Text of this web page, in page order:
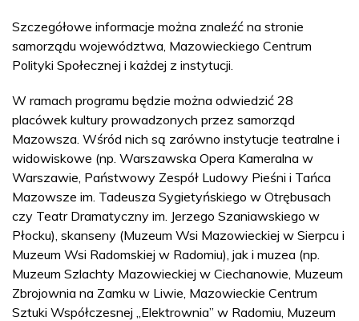
Szczegółowe informacje można znaleźć na stronie
samorządu województwa, Mazowieckiego Centrum
Polityki Społecznej i każdej z instytucji.
W ramach programu będzie można odwiedzić 28
placówek kultury prowadzonych przez samorząd
Mazowsza. Wśród nich są zarówno instytucje teatralne i
widowiskowe (np. Warszawska Opera Kameralna w
Warszawie, Państwowy Zespół Ludowy Pieśni i Tańca
Mazowsze im. Tadeusza Sygietyńskiego w Otrębusach
czy Teatr Dramatyczny im. Jerzego Szaniawskiego w
Płocku), skanseny (Muzeum Wsi Mazowieckiej w Sierpcu i
Muzeum Wsi Radomskiej w Radomiu), jak i muzea (np.
Muzeum Szlachty Mazowieckiej w Ciechanowie, Muzeum
Zbrojownia na Zamku w Liwie, Mazowieckie Centrum
Sztuki Współczesnej „Elektrownia” w Radomiu, Muzeum